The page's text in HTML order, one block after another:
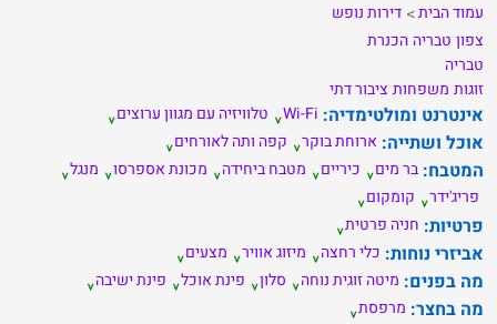
עמוד הבית
דירות נופש
צפון טבריה הכנרת
טבריה
זוגות משפחות ציבור דתי
אינטרנט ומולטימדיה: Wi-Fi טלוויזיה עם מגוון ערוצים
אוכל ושתייה: ארוחת בוקר קפה ותה לאורחים
המטבח: בר מים כיריים מטבח ביחידה מכונת אספרסו
מנגל
פריג'ידר
קומקום
פרטיות: חניה פרטית
אביזרי נוחות: כלי רחצה מיזוג אוויר מצעים
מה בפנים: מיטה זוגית נוחה סלון פינת אוכל פינת ישיבה
מה בחצר: מרפסת